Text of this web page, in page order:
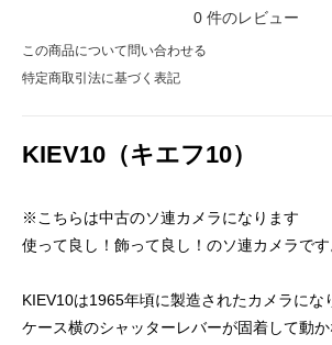
0 件のレビュー
この商品について問い合わせる
特定商取引法に基づく表記
KIEV10（キエフ10）
※こちらは中古のソ連カメラになります
使って良し！飾って良し！のソ連カメラです
KIEV10は1965年頃に製造されたカメラにな
ケース横のシャッターレバーが固着して動